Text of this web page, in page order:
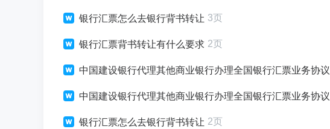
银行汇票怎么去银行背书转让 3页
银行汇票背书转让有什么要求 2页
中国建设银行代理其他商业银行办理全国银行汇票业务协议
中国建设银行代理其他商业银行办理全国银行汇票业务协议
银行汇票怎么去银行背书转让 2页